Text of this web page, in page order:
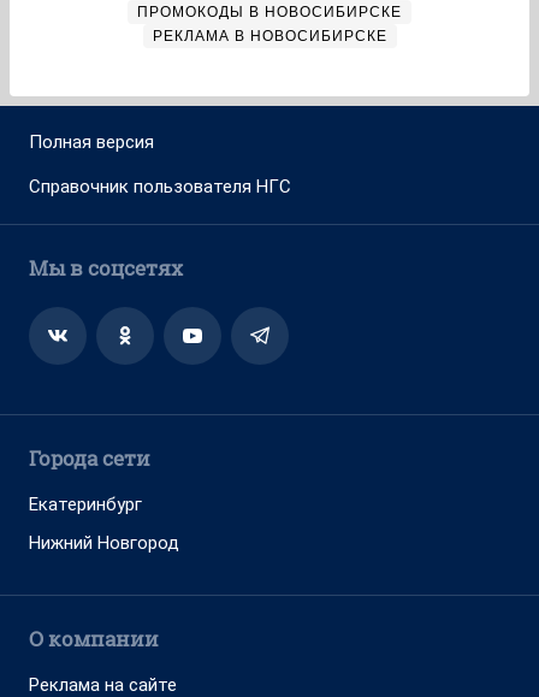
ПРОМОКОДЫ В НОВОСИБИРСКЕ
РЕКЛАМА В НОВОСИБИРСКЕ
Полная версия
Справочник пользователя НГС
Мы в соцсетях
Города сети
Екатеринбург
Нижний Новгород
О компании
Реклама на сайте